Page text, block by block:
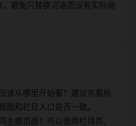
避免只替换词语而没有实际阅
该从哪里开始看？建议先看标
图和栏目入口是否一致。
主题页面？可以使用栏目页、